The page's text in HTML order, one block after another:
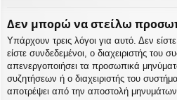
Δεν μπορώ να στείλω
Υπάρχουν τρεις λόγοι για αυτό. Δεν
είστε συνδεδεμένοι, ο διαχειριστής του
απενεργοποιήσει τα προσωπικά
συζητήσεων ή ο διαχειριστής του
αποτρέψει από την αποστολή